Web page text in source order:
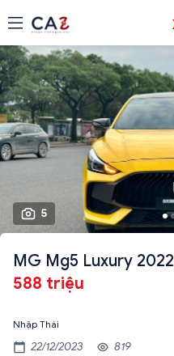
5
MG Mg5 Luxury 2022
588 triệu
Nhập Thái
22/12/2023 819